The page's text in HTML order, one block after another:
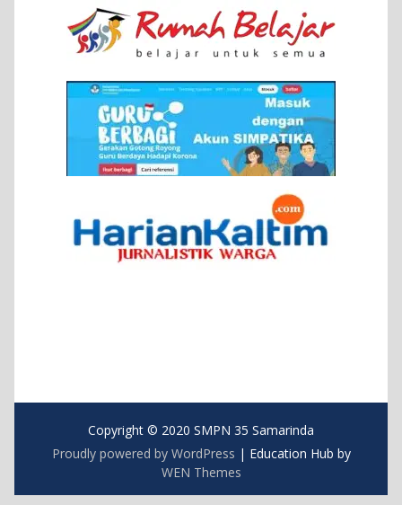
Copyright © 2020 SMPN 35 Samarinda
Proudly powered by WordPress | Education Hub by
WEN Themes